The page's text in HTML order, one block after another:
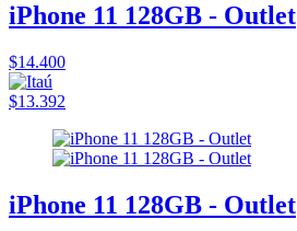
iPhone 11 128GB - Outlet
$14.400
$13.392
iPhone 11 128GB - Outlet